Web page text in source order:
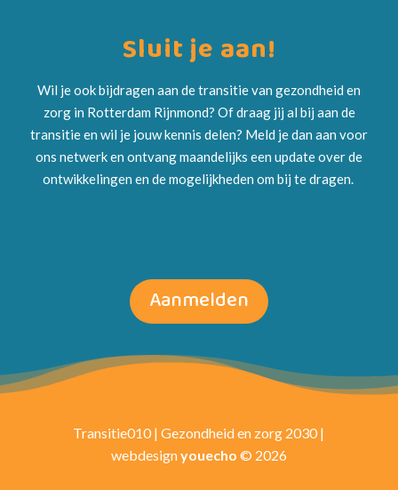
Sluit je aan!
Wil je ook bijdragen aan de transitie van gezondheid en
zorg in Rotterdam Rijnmond? Of draag jij al bij aan de
transitie en wil je jouw kennis delen? Meld je dan aan voor
ons netwerk en ontvang maandelijks een update over de
ontwikkelingen en de mogelijkheden om bij te dragen.
Aanmelden
Transitie010 | Gezondheid en zorg 2030 |
webdesignyouecho © 2026